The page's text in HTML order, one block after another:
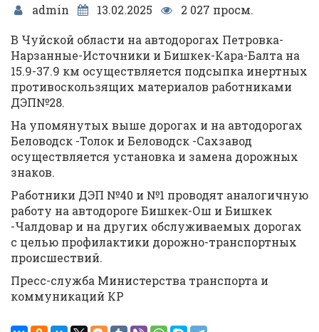
admin 13.02.2025
2 027 просм.
В Чуйской области на автодорогах Петровка-
Нарзанные-Источники и Бишкек-Кара-Балта на
15.9-37.9 км осуществляется подсыпка инертных
противоскользящих материалов работниками
ДЭП№28.
На упомянутых выше дорогах и на автодорогах
Беловодск -Толок и Беловодск -Сахзавод
осуществляется установка и замена дорожных
знаков.
Работники ДЭП №40 и №1 проводят аналогичную
работу на автодороге Бишкек-Ош и Бишкек
-Чалдовар и на других обслуживаемых дорогах
с целью профилактики дорожно-транспортных
происшествий.
Пресс-служба Министерства транспорта и
коммуникаций КР